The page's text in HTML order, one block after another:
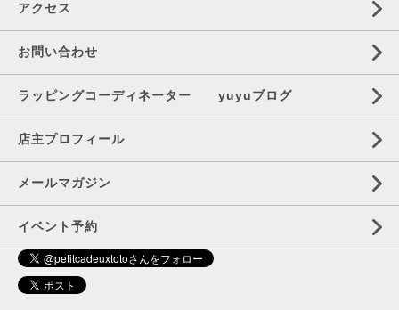
アクセス
お問い合わせ
ラッピングコーディネーター yuyuブログ
店主プロフィール
メールマガジン
イベント予約